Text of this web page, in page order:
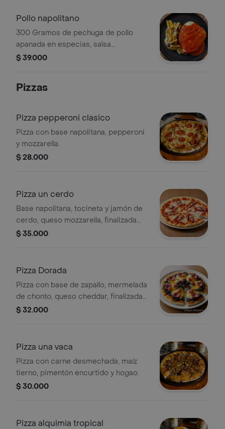
Pollo napolitano
300 Gramos de pechuga de pollo
apanada en especias, salsa
napolitana, queso mozzarella,
$ 39.000
Pizzas
Pizza pepperoni clasico
Pizza con base napolitana, pepperoni
y mozzarella.
$ 28.000
Pizza un cerdo
Base napolitana, tocineta y jamón de
cerdo, queso mozzarella, finalizada
con queso azul.
$ 35.000
Pizza Dorada
Pizza con base de zapallo, mermelada
de chonto, queso cheddar, finalizada
con chicharron de tocineta.
$ 32.000
Pizza una vaca
Pizza con carne desmechada, maíz
tierno, pimentón encurtido y hogao.
$ 30.000
Pizza alquimia tropical